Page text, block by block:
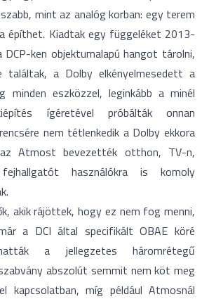
mint az analóg korban: egy terem
építhet. Kiadtak egy függeléket 2013-
DCP-ken objektumalapú hangot tárolni,
a Dolby elkényelmesedett a
minden eszközzel, leginkább a minél
ígéretével próbálták onnan
nem tétlenkedik a Dolby ekkora
Atmost bevezették otthon, TV-n,
használókra is komoly
akik rájöttek, hogy ez nem fog menni,
a DCI által specifikált OBAE köré
a jellegzetes háromrétegű
abszolút semmit nem köt meg
kapcsolatban, míg például Atmosnál